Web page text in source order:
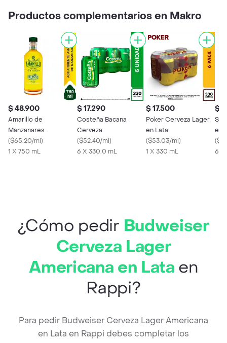
Productos complementarios en Makro
$ 48.900
Amarillo de
Manzanares
Aguardiente Sin
Azúcar
($65.20/ml)
1 X 750 mL
$ 17.290
Costeña Bacana
Cerveza
($52.40/ml)
6 X 330.0 mL
$ 17.500
Poker Cerveza Lager
en Lata
($53.03/ml)
1 X 330 mL
$
en
(
6 X
¿Cómo pedir Budweiser
Cerveza Lager
Americana en Lata en
Rappi?
Para pedir Budweiser Cerveza Lager Americana
en Lata en Rappi debes completar los